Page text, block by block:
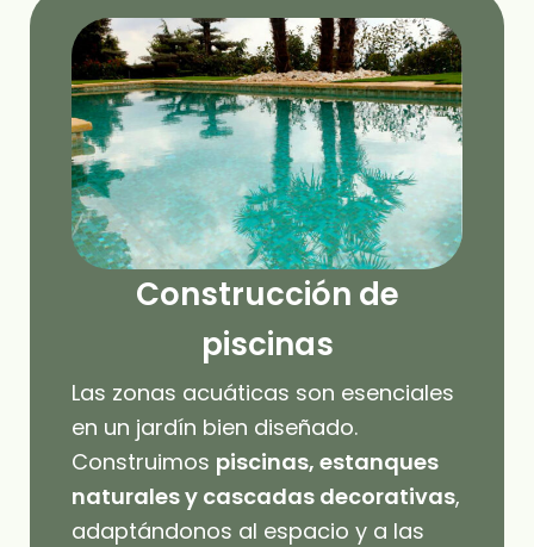
Construcción de
piscinas
Las zonas acuáticas son esenciales
en un jardín bien diseñado.
Construimos piscinas, estanques
naturales y cascadas decorativas,
adaptándonos al espacio y a las